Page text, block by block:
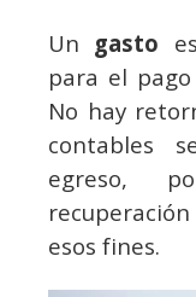
Un gasto
para el
No hay
contables
egreso,
esos fines.